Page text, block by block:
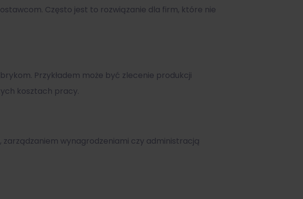
Często jest to rozwiązanie dla firm, które nie
Przykładem może być zlecenie produkcji
kosztach pracy.
wynagrodzeniami czy administracją